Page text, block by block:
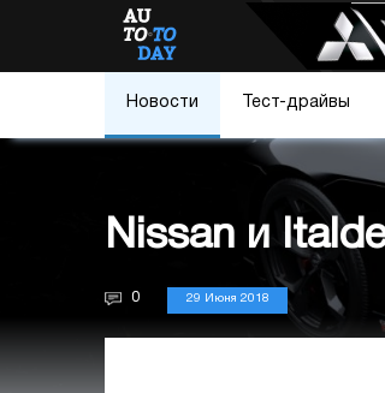
Новости Тест-драйвы
Nissan и
0 29 Июня 2018